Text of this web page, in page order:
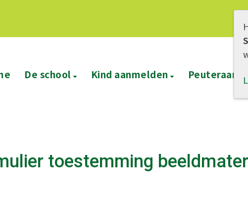
De school Kind aanmelden
toestemming